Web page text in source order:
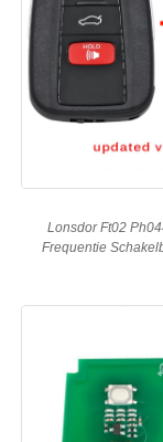
Sluitmachine
KEYDIY
Lonsdor Ft02
Frequentie